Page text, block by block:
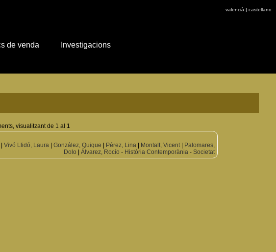
valencià | castellano
visualitzant de 1 al 1
|Vivó Llidó, Laura |González, Quique Pérez, Lina Montalt, Vicent|
Palomares,
Dolo |Álvarez, Rocío - Història Contemporània -Societat
de venda Investigacions